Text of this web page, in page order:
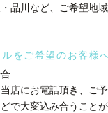
品川など、ご希望地
をご希望のお客様
店にお電話頂き、ご
で大変込み合うことが